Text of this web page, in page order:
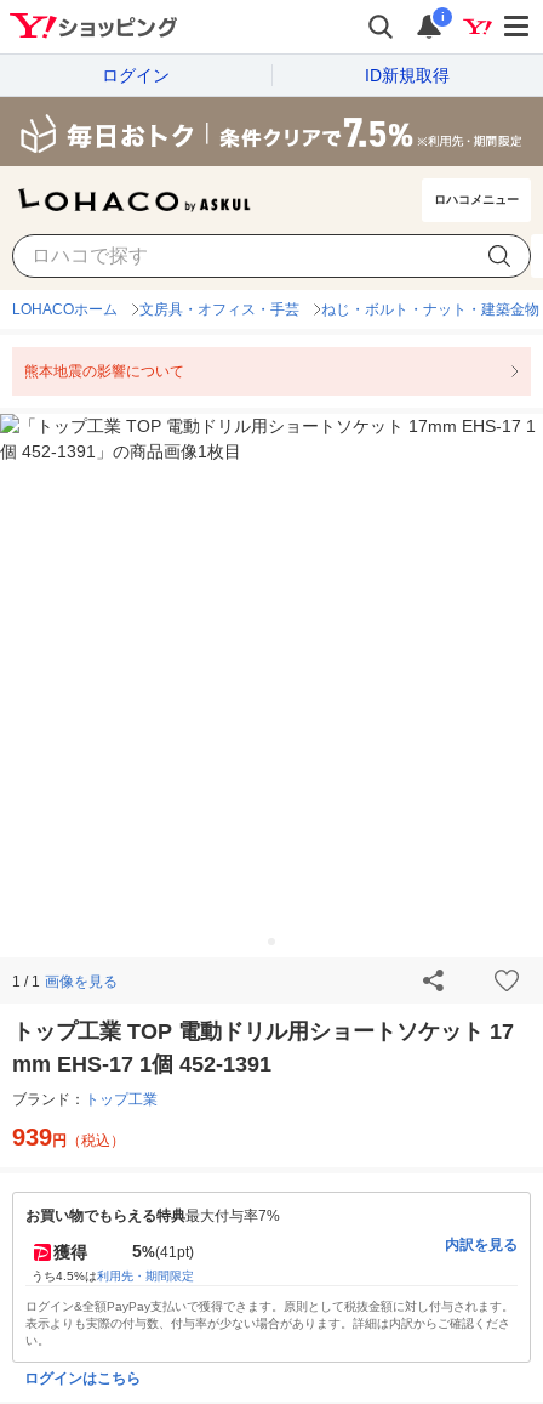
i
ログイン ID新規取得
ロハコメニュー
LOHACOホーム 文房具・オフィス・手芸 ねじ・ボルト・ナット・建築金物
熊本地震の影響について
1 / 1 画像を見る
トップ工業 TOP 電動ドリル用ショートソケット 17
mm EHS-17 1個 452-1391
ブランド： トップ工業
939円 （税込）
お買い物でもらえる特典最大付与率7%
獲得 5%(41pt)
うち4.5%は利用先・期間限定
内訳を見る
ログイン&全額PayPay支払いで獲得できます。原則として税抜金額に対し付与されます。
表示よりも実際の付与数、付与率が少ない場合があります。詳細は内訳からご確認くださ
い。
ログインはこちら